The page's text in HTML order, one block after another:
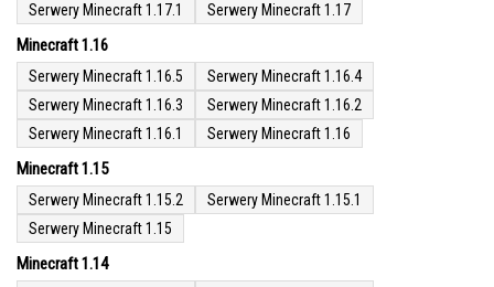
Serwery Minecraft 1.17.1 Serwery Minecraft 1.17
Minecraft 1.16
Serwery Minecraft 1.16.5
Serwery Minecraft 1.16.4
Serwery Minecraft 1.16.3
Serwery Minecraft 1.16.2
Serwery Minecraft 1.16.1
Serwery Minecraft 1.16
Minecraft 1.15
Serwery Minecraft 1.15.2
Serwery Minecraft 1.15.1
Serwery Minecraft 1.15
Minecraft 1.14